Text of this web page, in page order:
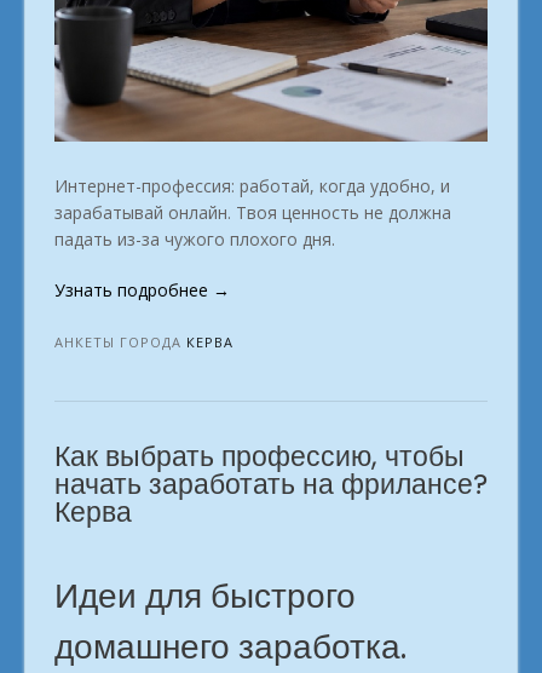
Интернет-профессия: работай, когда удобно, и
зарабатывай онлайн. Твоя ценность не должна
падать из-за чужого плохого дня.
Узнать подробнее «Для
кто
зарабатывать
Керва»
→
АНКЕТЫ ГОРОДА КЕРВА
Как выбрать профессию, чтобы
начать заработать на фрилансе?
Керва
Идеи для быстрого
домашнего заработка.